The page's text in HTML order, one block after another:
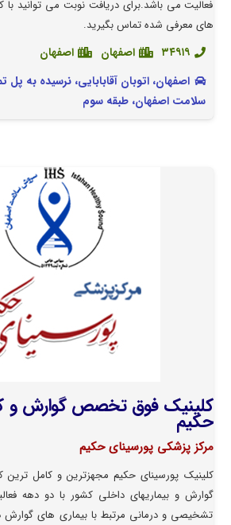
فعالیت می باشد.برای دریافت نوبت می توانید با
های معرفی شده تماس بگیرید.
۳۴۹۱۹ اصفهان
اصفهان
اصفهان، اتوبان آقابابایی، نرسیده به پل
سلامت اصفهان، طبقه سوم
کلینیک فوق تخصص گوارش و
حکیم
مرکز پزشکی پورسینای حکیم
کلینیک پورسینای حکیم مجهزترین و کامل
گوارش و بیماریهای داخلی کشور با دو دهه
تشخیصی و درمانی مرتبط با بیماری های